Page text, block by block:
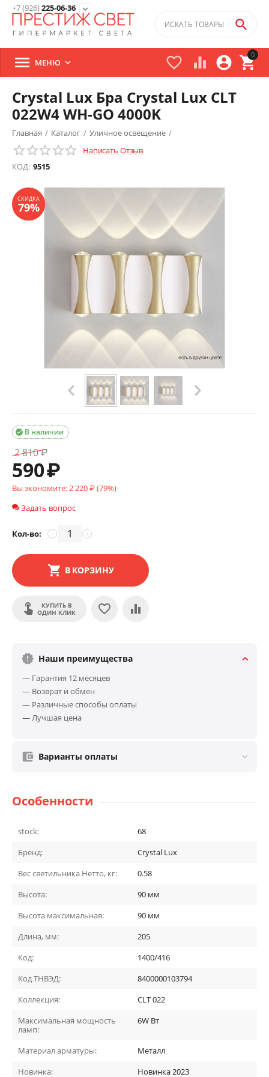
+7 (926)225-06-36 expand_more
0


 

 МЕНЮ 
Crystal Lux Бра Crystal Lux CLT
022W4 WH-GO 4000K
Главная / Каталог / Уличное освещение /
Написать Отзыв
КОД: 9515
79%
В наличии

2 810₽
590₽
Вы экономите:2 220₽ (79%)
Задать вопрос
Кол-во: +
−
В КОРЗИНУ
КУПИТЬ В
ОДИН КЛИК
Наши преимущества
— Гарантия 12 месяцев
— Возврат и обмен
— Различные способы оплаты
— Лучшая цена
Варианты оплаты
Особенности
stock:
68
Бренд:
Crystal Lux
Вес светильника Нетто, кг:
0.58
Высота:
90 мм
Высота максимальная:
90 мм
Длина, мм:
205
Код:
1400/416
Код ТНВЭД:
8400000103794
Коллекция:
CLT 022
Максимальная мощность
ламп:
6W Вт
Материал арматуры:
Металл
Новинка:
Новинка 2023